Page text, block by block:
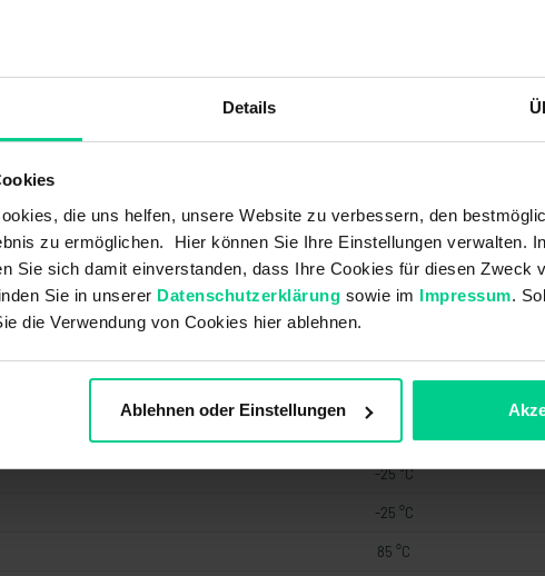
Details
die uns helfen, unsere Website zu verbessern, den
zu ermöglichen. Hier können Sie Ihre Einstellungen verwalten.
Sie sich damit einverstanden, dass Ihre Cookies für diesen Zweck
Sie in unserer Datenschutzerklärung sowie im Impressum.
die Verwendung von Cookies hier ablehnen.
Ablehnen oder Einstellungen
Brass
Copper alloy gold-plated
PUR
-25 °C
-25 °C
-25 °C
85 °C